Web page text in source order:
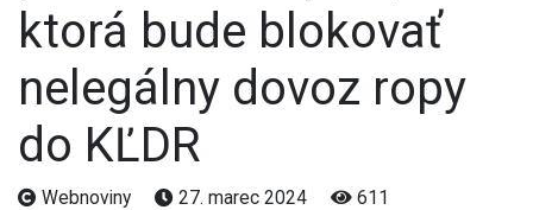
ktorá bude blokovať
nelegálny dovoz ropy
do KĽDR
Webnoviny 27. marec 2024 611